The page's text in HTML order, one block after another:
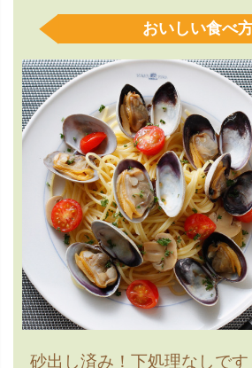
おいしい食べ
砂出し済み！下処理なしです